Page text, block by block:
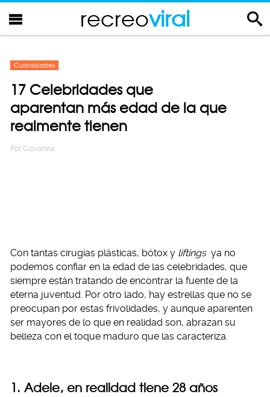
recreoviral
Curiosidades
17 Celebridades que
aparentan más edad de la que
realmente tienen
Por Giovanna
Con tantas cirugías plásticas, bótox y liftings ya no
podemos confiar en la edad de las celebridades, que
siempre están tratando de encontrar la fuente de la
eterna juventud. Por otro lado, hay estrellas que no se
preocupan por estas frivolidades, y aunque aparenten
ser mayores de lo que en realidad son, abrazan su
belleza con el toque maduro que las caracteriza.
1. Adele, en realidad tiene 28 años